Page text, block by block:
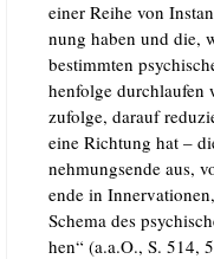
einer Rei­he von
nung haben und die,
bestimm­ten
hen­fol­ge durch­lau­fen
zufol­ge, dar­auf
eine Rich­tung hat –
neh­mungs­en­de aus,
ende in
Sche­ma des
hen“ (a.a.O., S. 514,